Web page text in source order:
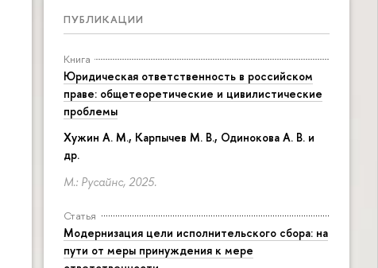
ПУБЛИКАЦИИ
Книга
Юридическая ответственность в российском
праве: общетеоретические и цивилистические
проблемы
Хужин А. М., Карпычев М. В., Одинокова А. В. и
др.
М.: Русайнс, 2025.
Статья
Модернизация цели исполнительского сбора: на
пути от меры принуждения к мере